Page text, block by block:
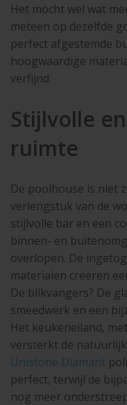
Het mocht wel wat
meteen op dezelfde
perfect afgestemde
hoogwaardige
verfijnd.
Stijlvolle
ruimte
De poolhouse is niet
verlengstuk van de
stijlvolle bar en een
binnen- en
overlopen. De
materialen creëren
De blikvangers? De
smeedwerk en een
Het keukeneiland,
versterkt de
Unistone Diamant
perfect, terwijl de
nog meer